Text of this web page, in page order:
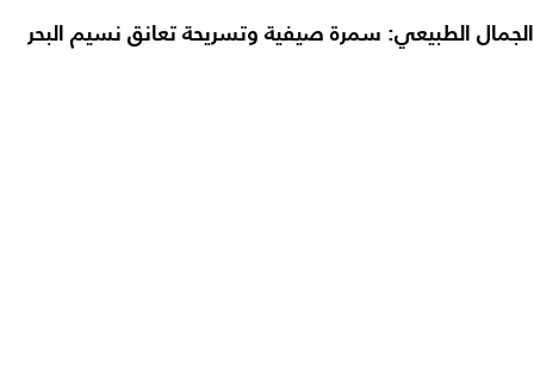
الجمال الطبيعي: سمرة صيفية وتسريحة تعانق نسيم البحر